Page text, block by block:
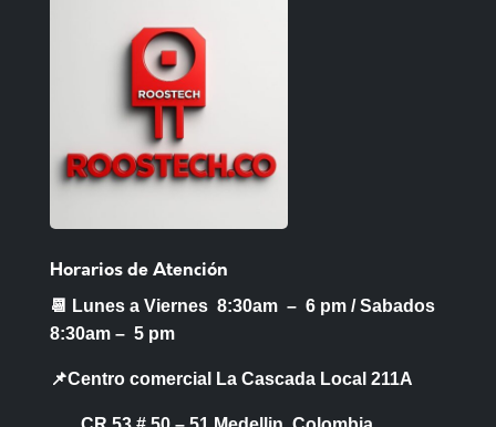
Horarios de Atención
📆 Lunes a Viernes 8:30am – 6 pm /Sabados
8:30am – 5 pm
📌Centro comercial La Cascada Local 211A